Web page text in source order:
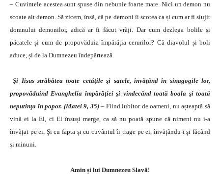
– Cuvintele acestea sunt spuse din nebunie foarte mare. Nici un demon nu
scoate alt demon. Să zicem, însă, că pe demoni îi scotea ca și cum ar fi slujit
domnului demonilor, adică ar fi făcut vrăji. Dar cum dezlega bolile și
păcatele și cum de propovăduia împărăția cerurilor? Că diavolul și boli
aduce, și de la Dumnezeu îndepărtează.
Şi Iisus străbătea toate cetăţile şi satele, învăţând în sinagogile lor,
propovăduind Evanghelia împărăţiei şi vindecând toată boala şi toată
neputinţa în popor. (Matei 9, 35)– Fiind iubitor de oameni, nu așteaptă să
vină ei la El, ci El însuși merge, ca să nu poată spune că nimeni nu i-a
învățat pe ei. Și cu fapta și cu cuvântul îi trage pe ei, învățându-i și făcând
și minuni.
Amin și lui Dumnezeu Slavă!